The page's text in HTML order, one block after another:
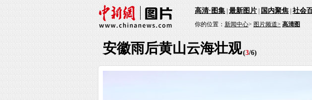
高清·图集|最新图片|国内聚焦|社会
你的位置：新闻中心>图片频道> 高清图
安徽雨后黄山云海壮观(3/6)